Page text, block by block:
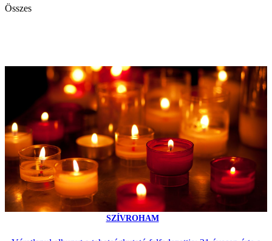
Összes
SZÍVROHAM